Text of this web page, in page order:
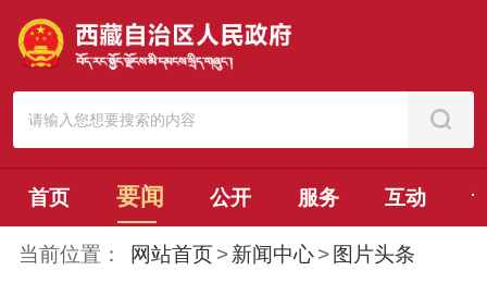
首页 要闻 公开 服务 互动
当前位置： 网站首页 > 新闻中心 > 图片头条